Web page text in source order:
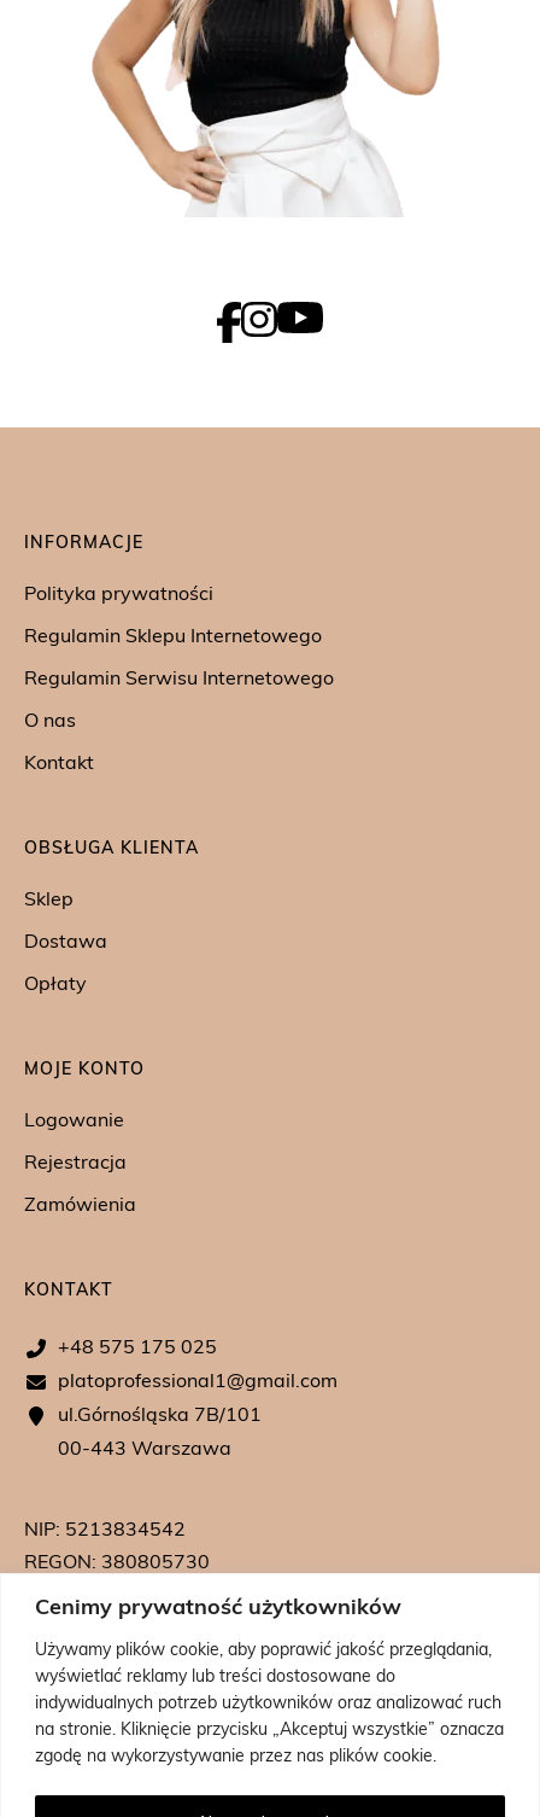
Cenimy prywatność użytkowników
Używamy plików cookie, aby poprawić jakość przeglądania,
wyświetlać reklamy lub treści dostosowane do
indywidualnych potrzeb użytkowników oraz analizować ruch
na stronie. Kliknięcie przycisku „Akceptuj wszystkie” oznacza
zgodę na wykorzystywanie przez nas plików cookie.
INFORMACJE
Polityka prywatności
Regulamin Sklepu Internetowego
Regulamin Serwisu Internetowego
O nas
Kontakt
OBSŁUGA KLIENTA
Sklep
Dostawa
Opłaty
MOJE KONTO
Logowanie
Rejestracja
Zamówienia
KONTAKT
+48 575 175 025
platoprofessional1@gmail.com
ul.Górnośląska 7B/101
00-443 Warszawa
NIP: 5213834542
REGON: 380805730
KRS: 0000739542